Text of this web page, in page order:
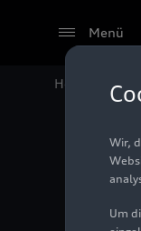
Menü
Home Audi
Wir,
Um